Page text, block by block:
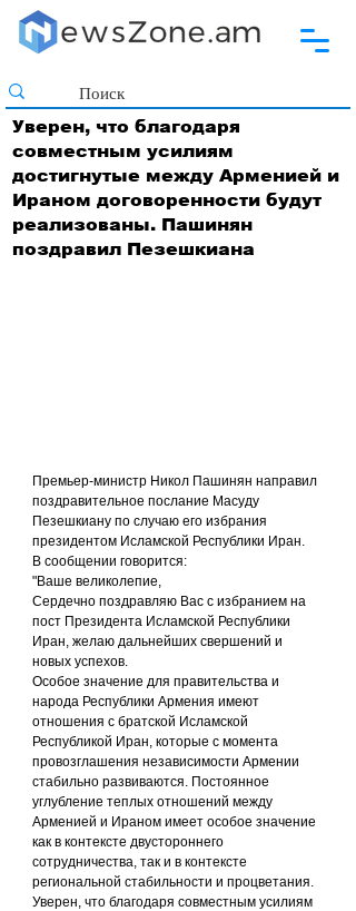
Уверен, что благодаря
совместным усилиям
достигнутые между Арменией и
Ираном договоренности будут
реализованы. Пашинян
поздравил Пезешкиана
Премьер-министр Никол Пашинян направил
поздравительное послание Масуду
Пезешкиану по случаю его избрания
президентом Исламской Республики Иран.
В сообщении говорится:
"Ваше великолепие,
Сердечно поздравляю Вас с избранием на
пост Президента Исламской Республики
Иран, желаю дальнейших свершений и
новых успехов.
Особое значение для правительства и
народа Республики Армения имеют
отношения с братской Исламской
Республикой Иран, которые с момента
провозглашения независимости Армении
стабильно развиваются. Постоянное
углубление теплых отношений между
Арменией и Ираном имеет особое значение
как в контексте двустороннего
сотрудничества, так и в контексте
региональной стабильности и процветания.
Уверен, что благодаря совместным усилиям